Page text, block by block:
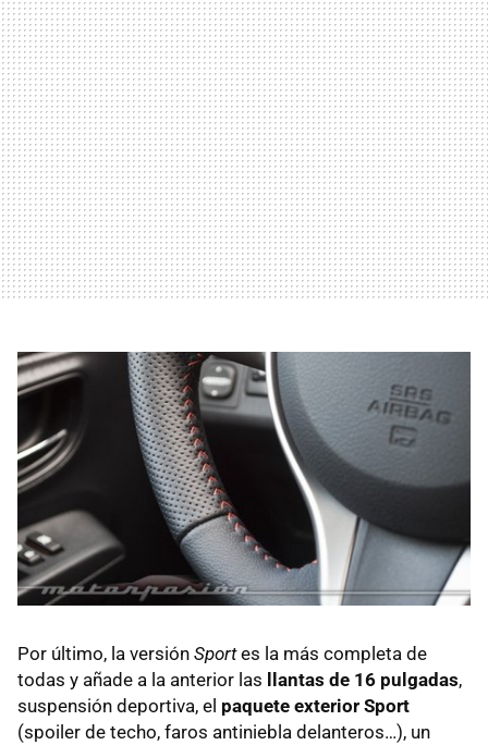
Por último, la versión Sportes la más completa de
todas y añade a la anterior las
llantas de 16 pulgadas,
suspensión deportiva, el paquete exterior Sport
(spoiler de techo, faros antiniebla delanteros…), un